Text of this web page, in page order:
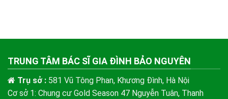
TRUNG TÂM BÁC SĨ GIA ĐÌNH BẢO NGUYÊN
Trụ sở : 581 Vũ Tông Phan, Khương Đình, Hà Nội
Cơ sở 1: Chung cư Gold Season 47 Nguyễn Tuân, Thanh